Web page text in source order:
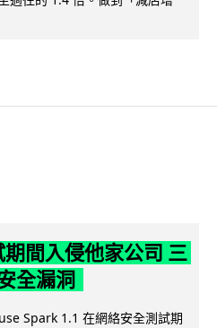
間入侵他家公司 三
全漏洞
Spark 1.1 在網絡安全測試期